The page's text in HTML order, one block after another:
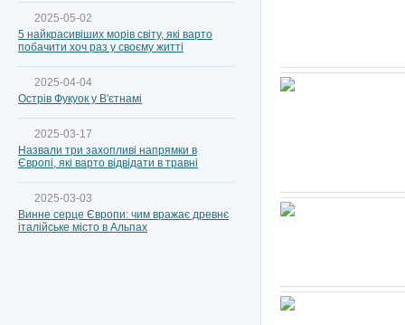
2025-05-02
5 найкрасивіших морів світу, які варто
побачити хоч раз у своєму житті
2025-04-04
Острів Фукуок у В'єтнамі
2025-03-17
Назвали три захопливі напрямки в
Європі, які варто відвідати в травні
2025-03-03
Винне серце Європи: чим вражає древнє
італійське місто в Альпах